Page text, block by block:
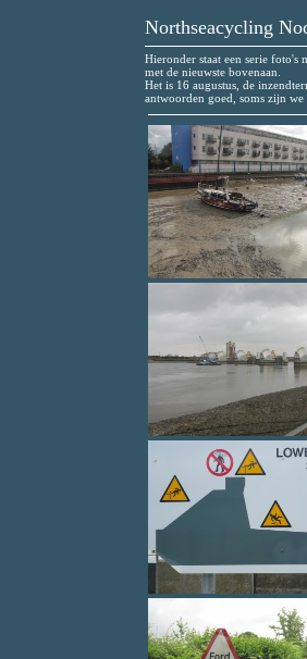
Northseacycling
Hieronder staat een serie foto's
met de nieuwste bovenaan.
Het is 16 augustus, de
antwoorden goed, soms zijn